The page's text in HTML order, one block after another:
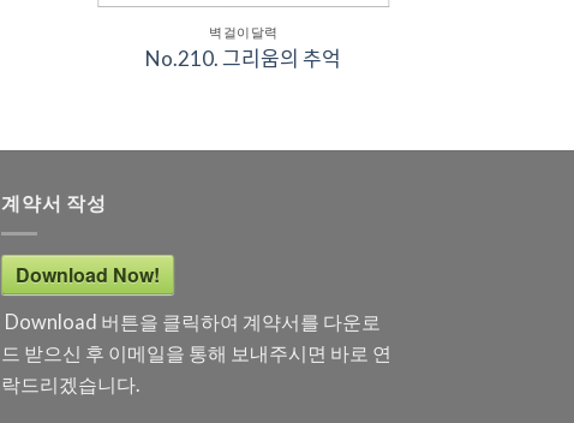
벽걸이달력
No.210. 그리움의 추억
계약서 작성
Download Now!
Download 버튼을 클릭하여 계약서를 다운로
드 받으신 후 이메일을 통해 보내주시면 바로 연
락드리겠습니다.